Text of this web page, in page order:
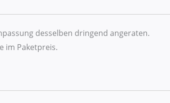
desselben dringend angeraten.
im Paketpreis.